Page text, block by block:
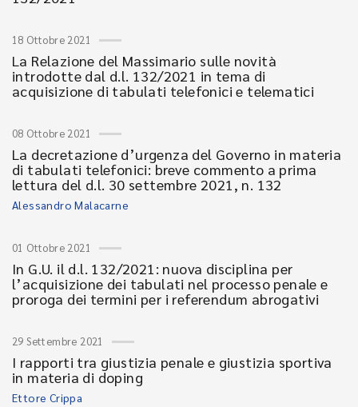
18 Ottobre 2021
La Relazione del Massimario sulle novità
introdotte dal d.l. 132/2021 in tema di
acquisizione di tabulati telefonici e telematici
08 Ottobre 2021
La decretazione d’urgenza del Governo in materia
di tabulati telefonici: breve commento a prima
lettura del d.l. 30 settembre 2021, n. 132
Alessandro Malacarne
01 Ottobre 2021
In G.U. il d.l. 132/2021: nuova disciplina per
l’acquisizione dei tabulati nel processo penale e
proroga dei termini per i referendum abrogativi
29 Settembre 2021
I rapporti tra giustizia penale e giustizia sportiva
in materia di doping
Ettore Crippa